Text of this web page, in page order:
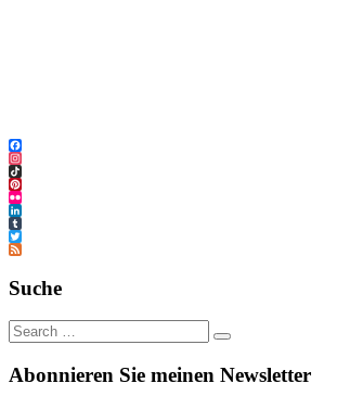
Facebook
Instagram
TikTok
Pinterest
Flickr
LinkedIn
Tumblr
Twitter
Feed
Suche
Abonnieren Sie meinen Newsletter